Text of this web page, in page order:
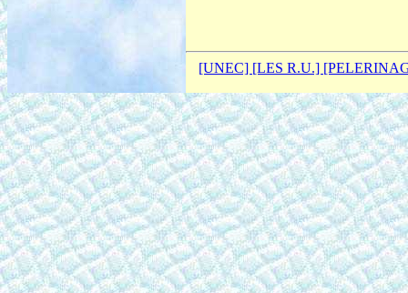
[UNEC] [LES R.U.]